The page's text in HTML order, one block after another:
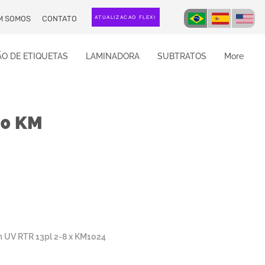
SOMOS CONTATO ATUALIZAÇÃO FLEXI
DE ETIQUETAS LAMINADORA SUBTRATOS More
KM
UV RTR 13pl 2-8 x KM1024